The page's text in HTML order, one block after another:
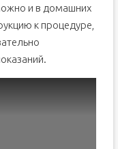
и в домашних
к процедуре,